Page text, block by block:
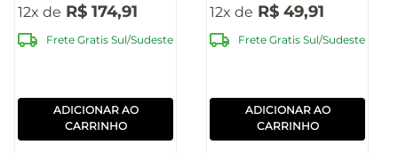
12
R$ 174,91
Frete Gratis Sul/Sudeste
ADICIONAR AO
CARRINHO
12
R$ 49,91
Frete Gratis Sul/Sudeste
ADICIONAR AO
CARRINHO